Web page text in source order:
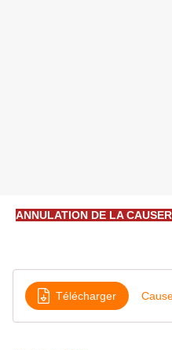
ANNULATION DE LA
Télécharger